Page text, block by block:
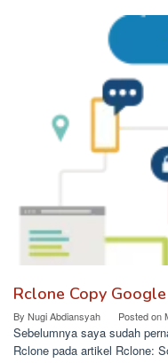
Rclone Copy
By Nugi Abdiansyah Posted on
Sebelumnya saya sudah
Rclone pada artikel Rclone: